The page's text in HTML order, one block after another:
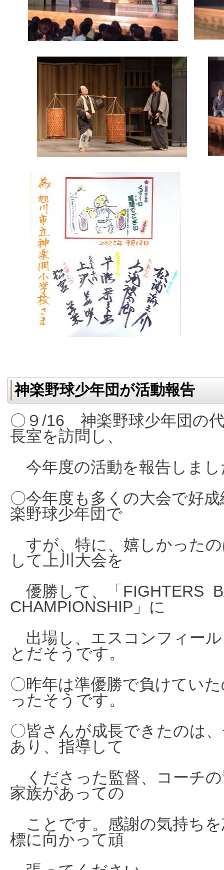
神楽野球少年団が活動報告
〇９/16 神楽野球少年団の
長室を訪問し、
今年度の活動を報告しま
〇今年度も多くの大会で好
楽野球少年団で
すが、特に、嬉しかった
して上川大会を
優勝して、
「FIGHTERS
CHAMPIONSHIP」に
出場し、エス コンフィー
とだそうです。
〇昨年は準優勝で負けてい
ったそうです。
〇皆さんが成長できたのは
あり、指導して
くださった監督、コーチ
家族があっての
ことです。感謝の気持ち
標に向かって頑